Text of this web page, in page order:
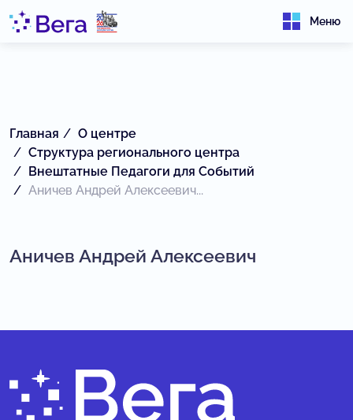
Меню
Главная
О центре
Структура регионального центра
Внештатные Педагоги для Событий
Аничев Андрей Алексеевич...
Аничев Андрей Алексеевич